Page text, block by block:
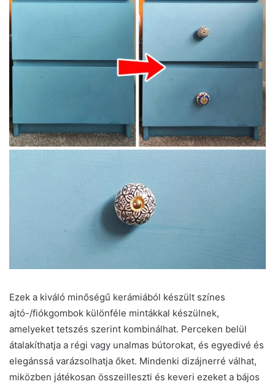
Ezek a kiváló minőségű kerámiából készült színes
ajtó-/fiókgombok különféle mintákkal készülnek,
amelyeket tetszés szerint kombinálhat. Perceken belül
átalakíthatja a régi vagy unalmas bútorokat, és egyedivé és
elegánssá varázsolhatja őket. Mindenki dizájnerré válhat,
miközben játékosan összeilleszti és keveri ezeket a bájos